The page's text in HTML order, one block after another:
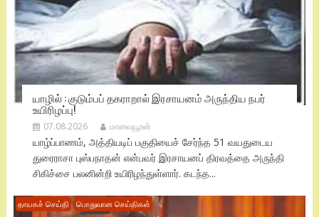
யாழில் : குடும்பப் தகராறால் இரசாயனம் அருந்திய நபர்
உயிரிழப்பு!
07.08.2026 மாவையூரன்
யாழ்ப்பாணம், அத்தியடிப் பகுதியைச் சேர்ந்த 51 வயதுடைய
துரைராசா புஸ்பநாதன் என்பவர் இரசாயனப் திரவத்தை அருந்தி
சிகிச்சை பலனின்றி உயிரிழந்துள்ளார். கடந்த...
தாயகச் செய்தி பொதுவான செய்திகள்